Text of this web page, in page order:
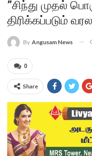
”சிந்து முதல்
திரிக்கப்படும்
By Angusam News
0
Share